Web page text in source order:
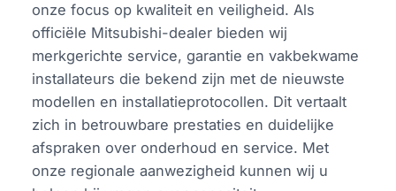
onze focus op kwaliteit en veiligheid. Als
officiële Mitsubishi-dealer bieden wij
merkgerichte service, garantie en vakbekwame
installateurs die bekend zijn met de nieuwste
modellen en installatieprotocollen. Dit vertaalt
zich in betrouwbare prestaties en duidelijke
afspraken over onderhoud en service. Met
onze regionale aanwezigheid kunnen wij u